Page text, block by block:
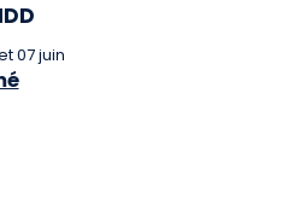
07 juin